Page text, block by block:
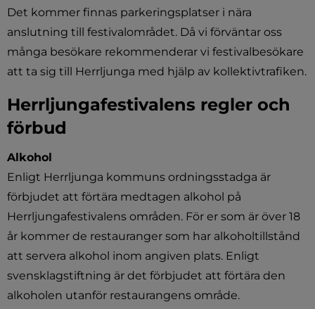
Det kommer finnas parkeringsplatser i nära
anslutning till festivalområdet. Då vi förväntar oss
många besökare rekommenderar vi festivalbesökare
att ta sig till Herrljunga med hjälp av kollektivtrafiken.
Herrljungafestivalens regler och
förbud
Alkohol
Enligt Herrljunga kommuns ordningsstadga är
förbjudet att förtära medtagen alkohol på
Herrljungafestivalens områden. För er som är över 18
år kommer de restauranger som har alkoholtillstånd
att servera alkohol inom angiven plats. Enligt
svensklagstiftning är det förbjudet att förtära den
alkoholen utanför restaurangens område.